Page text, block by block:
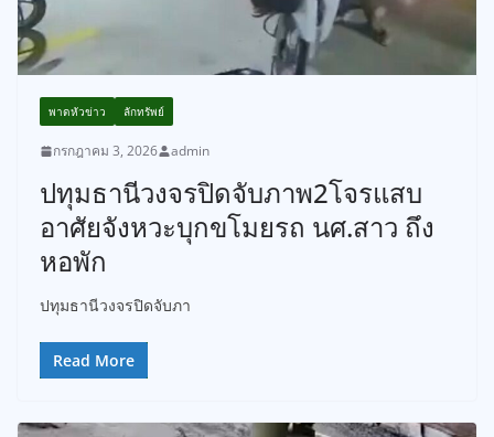
พาดหัวข่าว ลักทรัพย์
กรกฎาคม 3, 2026 admin
ปทุมธานีวงจรปิดจับภาพ2โจรแสบ
อาศัยจังหวะบุกขโมยรถ นศ.สาว ถึง
หอพัก
ปทุมธานีวงจรปิดจับภา
Read More